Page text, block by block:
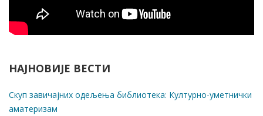
НАЈНОВИЈЕ ВЕСТИ
Скуп завичајних одељења библиотека: Културно-уметнички
аматеризам